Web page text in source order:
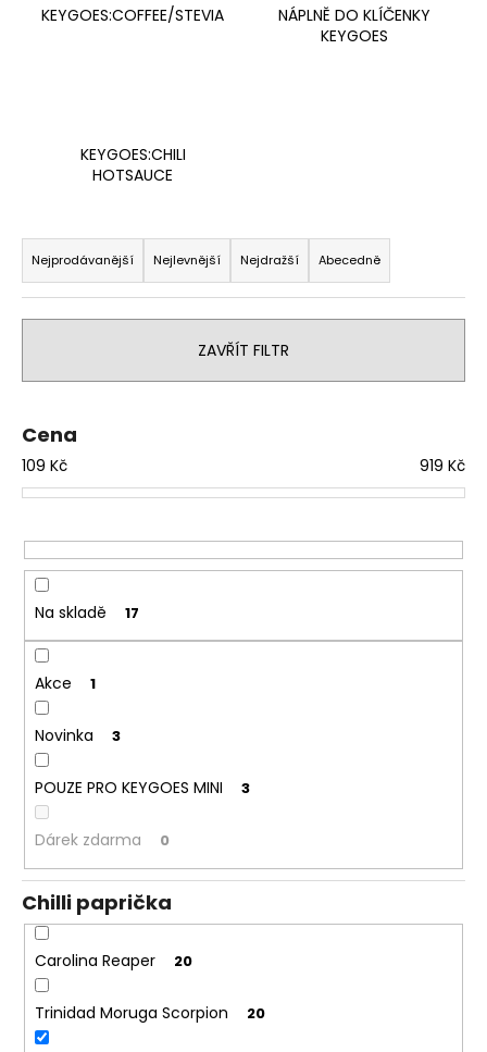
KEYGOES:COFFEE/STEVIA
NÁPLNĚ DO KLÍČENKY
KEYGOES
KEYGOES:CHILI
HOTSAUCE
Ř
a
z
e
í
r
o
d
k
t
ů
Nejprodávanější Nejlevnější Nejdražší Abecedně
ZAVŘÍT FILTR
Cena
109 Kč 919 Kč
Na skladě 17
Akce 1
Novinka 3
POUZE PRO KEYGOES MINI 3
Dárek zdarma 0
Chilli paprička
Carolina Reaper 20
Trinidad Moruga Scorpion 20
HLEDAT
r
u
č
j
e
m
CHIPOTLE
DRCENÉ
CHILLI
(35
G)
99
Kč
Původně:
179
Kč